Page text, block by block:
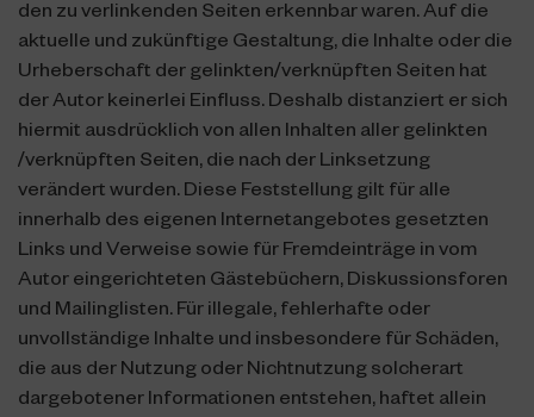
den zu verlinkenden Seiten erkennbar waren. Auf die
aktuelle und zukünftige Gestaltung, die Inhalte oder die
Urheberschaft der gelinkten/verknüpften Seiten hat
der Autor keinerlei Einfluss. Deshalb distanziert er sich
hiermit ausdrücklich von allen Inhalten aller gelinkten
/verknüpften Seiten, die nach der Linksetzung
verändert wurden. Diese Feststellung gilt für alle
innerhalb des eigenen Internetangebotes gesetzten
Links und Verweise sowie für Fremdeinträge in vom
Autor eingerichteten Gästebüchern, Diskussionsforen
und Mailinglisten. Für illegale, fehlerhafte oder
unvollständige Inhalte und insbesondere für Schäden,
die aus der Nutzung oder Nichtnutzung solcherart
dargebotener Informationen entstehen, haftet allein